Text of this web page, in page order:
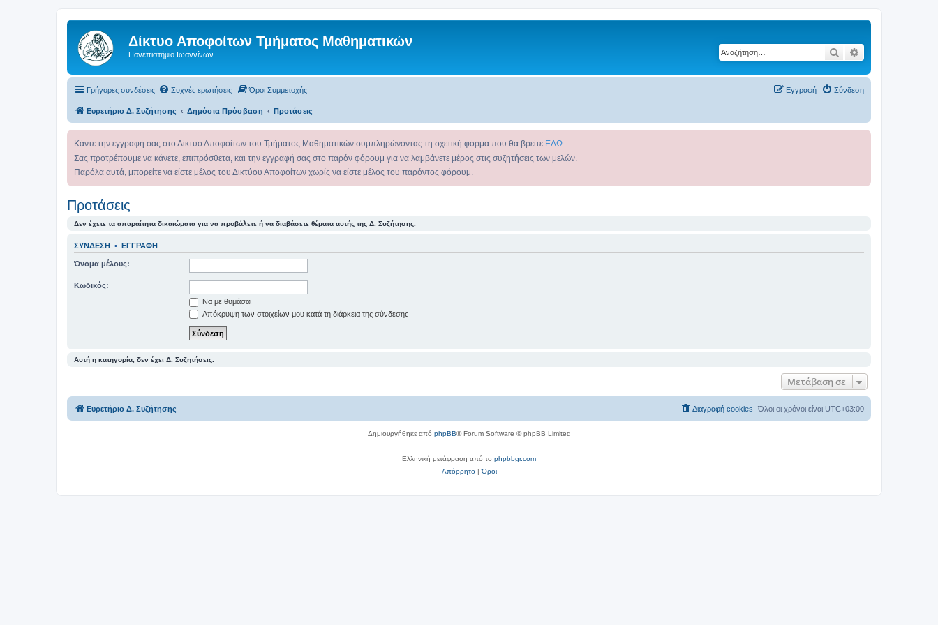
Δίκτυο Αποφοίτων Τμήματος Μαθηματικών
Πανεπιστήμιο Ιωαννίνων Αναζήτηση
Γρήγορες συνδέσεις Συχνές ερωτήσεις Όροι Συμμετοχής Σύνδεση
Εγγραφή
Ευρετήριο Δ. Συζήτησης Δημόσια Πρόσβαση Προτάσεις
Κάντε την εγγραφή σας στο Δίκτυο Αποφοίτων του Τμήματος Μαθηματικών συμπληρώνοντας τη σχετική φόρμα που θα βρείτε ΕΔΩ
Σας προτρέπουμε να κάνετε, επιπρόσθετα, και την εγγραφή σας στο παρόν φόρουμ για να λαμβάνετε μέρος στις συζητήσεις των μελών.
Παρόλα αυτά, μπορείτε να είστε μέλος του Δικτύου Αποφοίτων χωρίς να είστε μέλος του παρόντος φόρουμ.
Προτάσεις
Δεν έχετε τα απαραίτητα δικαιώματα για να προβάλετε ή να διαβάσετε θέματα αυτής της Δ. Συζήτησης.
ΣΎΝΔΕΣΗ • ΕΓΓΡΑΦΉ
Όνομα μέλους:
Κωδικός:
Να με θυμάσαι
Απόκρυψη των στοιχείων μου κατά τη διάρκεια της σύνδεσης
Αυτή η κατηγορία, δεν έχει Δ. Συζητήσεις.
Μετάβαση σε
Ευρετήριο Δ. Συζήτησης Όλοι οι χρόνοι είναι UTC+03:00
Διαγραφή cookies
Δημιουργήθηκε από phpBB® Forum Software © phpBB Limited
Ελληνική μετάφραση από το phpbbgr.com
Απόρρητο|Όροι